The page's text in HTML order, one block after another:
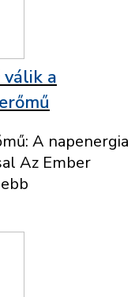
a
A napenergia
Az Ember